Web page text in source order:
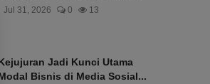
Jul 31, 2026 0 13
Jadi Kunci Utama
Bisnis di Media Sosial...